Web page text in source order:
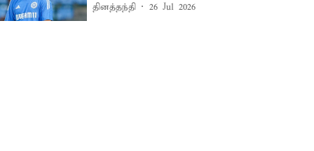
தினத்தந்தி 26 Jul 2026